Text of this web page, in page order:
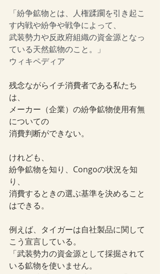
「紛争鉱物とは、人権蹂躙を引き起こ
す内戦や紛争や戦争によって、
武装勢力や反政府組織の資金源となっ
ている天然鉱物のこと。」
ウィキペディア
残念ながらイチ消費者である私たち
は、
メーカー（企業）の紛争鉱物使用有無
についての
消費判断ができない。
けれども、
紛争鉱物を知り、Congoの状況を知
り、
消費するときの選ぶ基準を決めること
はできる。
例えば、タイガーは自社製品に関して
こう宣言している。
「武装勢力の資金源として採掘されて
いる鉱物を使いません。